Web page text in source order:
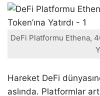
DeFi Platformu Ethena,
Hareket DeFi
aslında. Platformlar